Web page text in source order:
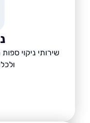
נקיון
שירותי ניקוי ספות
ולכלוך